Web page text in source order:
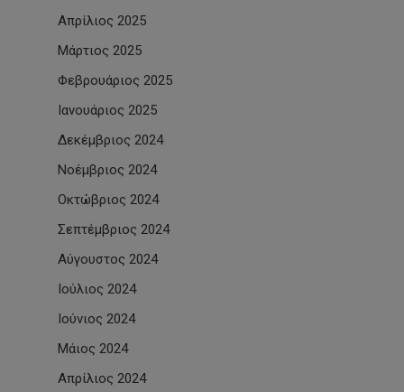
Απρίλιος 2025
Μάρτιος 2025
Φεβρουάριος 2025
Ιανουάριος 2025
Δεκέμβριος 2024
Νοέμβριος 2024
Οκτώβριος 2024
Σεπτέμβριος 2024
Αύγουστος 2024
Ιούλιος 2024
Ιούνιος 2024
Μάιος 2024
Απρίλιος 2024